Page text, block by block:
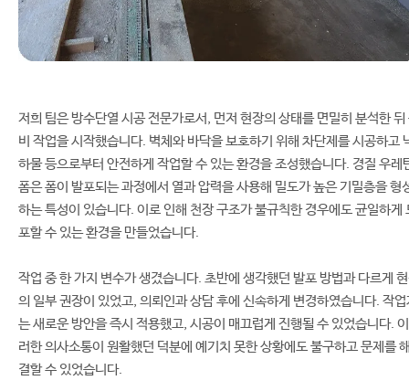
저희 팀은 방수단열 시공 전문가로서, 먼저 현장의 상태를 면밀히 분석한 뒤
비 작업을 시작했습니다. 벽체와 바닥을 보호하기 위해 차단제를 시공하고
하물 등으로부터 안전하게 작업할 수 있는 환경을 조성했습니다. 경질 우레
폼은 폼이 발포되는 과정에서 열과 압력을 사용해 밀도가 높은 기밀층을 형
하는 특성이 있습니다. 이로 인해 천장 구조가 불규칙한 경우에도 균일하게
포할 수 있는 환경을 만들었습니다.
작업 중 한 가지 변수가 생겼습니다. 초반에 생각했던 발포 방법과 다르게
의 일부 권장이 있었고, 의뢰인과 상담 후에 신속하게 변경하였습니다. 작업
는 새로운 방안을 즉시 적용했고, 시공이 매끄럽게 진행될 수 있었습니다. 이
러한 의사소통이 원활했던 덕분에 예기치 못한 상황에도 불구하고 문제를
결할 수 있었습니다.